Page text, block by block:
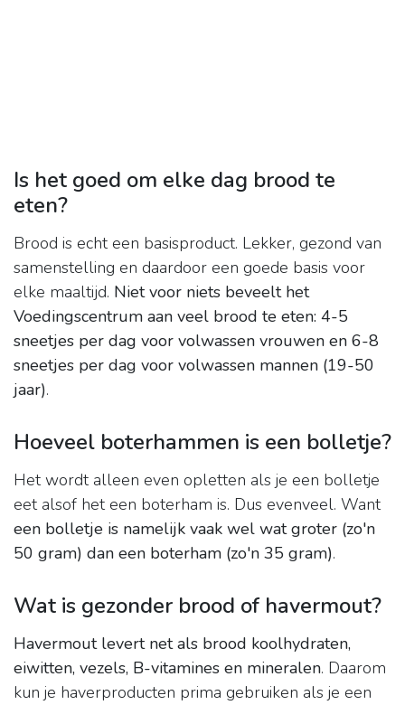
Is het goed om elke dag brood te
eten?
Brood is echt een basisproduct. Lekker, gezond van
samenstelling en daardoor een goede basis voor
elke maaltijd. Niet voor niets beveelt het
Voedingscentrum aan veel brood te eten: 4-5
sneetjes per dag voor volwassen vrouwen en 6-8
sneetjes per dag voor volwassen mannen (19-50
jaar).
Hoeveel boterhammen is een bolletje?
Het wordt alleen even opletten als je een bolletje
eet alsof het een boterham is. Dus evenveel. Want
een bolletje is namelijk vaak wel wat groter (zo'n
50 gram) dan een boterham (zo'n 35 gram).
Wat is gezonder brood of havermout?
Havermout levert net als brood koolhydraten,
eiwitten, vezels, B-vitamines en mineralen. Daarom
kun je haverproducten prima gebruiken als je een